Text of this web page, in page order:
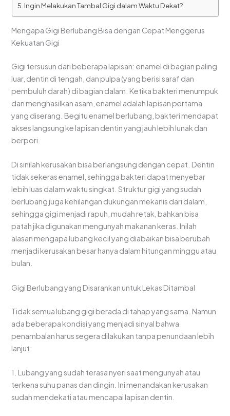
Ingin Melakukan Tambal Gigi dalam Waktu Dekat?
Mengapa Gigi Berlubang Bisa dengan Cepat Menggerus
Kekuatan Gigi
Gigi tersusun dari beberapa lapisan: enamel di bagian paling
luar, dentin di tengah, dan pulpa (yang berisi saraf dan
pembuluh darah) di bagian dalam. Ketika bakteri menumpuk
dan menghasilkan asam, enamel adalah lapisan pertama
yang diserang. Begitu enamel berlubang, bakteri mendapat
akses langsung ke lapisan dentin yang jauh lebih lunak dan
berpori.
Di sinilah kerusakan bisa berlangsung dengan cepat. Dentin
tidak sekeras enamel, sehingga bakteri dapat menyebar
lebih luas dalam waktu singkat. Struktur gigi yang sudah
berlubang juga kehilangan dukungan mekanis dari dalam,
sehingga gigi menjadi rapuh, mudah retak, bahkan bisa
patah jika digunakan mengunyah makanan keras. Inilah
alasan mengapa lubang kecil yang diabaikan bisa berubah
menjadi kerusakan besar hanya dalam hitungan minggu atau
bulan.
Gigi Berlubang yang Disarankan untuk Lekas Ditambal
Tidak semua lubang gigi berada di tahap yang sama. Namun
ada beberapa kondisi yang menjadi sinyal bahwa
penambalan harus segera dilakukan tanpa penundaan lebih
lanjut:
1. Lubang yang sudah terasa nyeri saat mengunyah atau
terkena suhu panas dan dingin. Ini menandakan kerusakan
sudah mendekati atau mencapai lapisan dentin.